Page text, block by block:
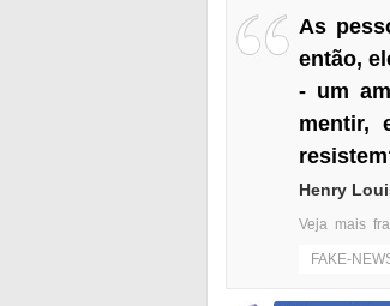
As
então,
- um
mentir,
Henry
Veja mais
FAKE-